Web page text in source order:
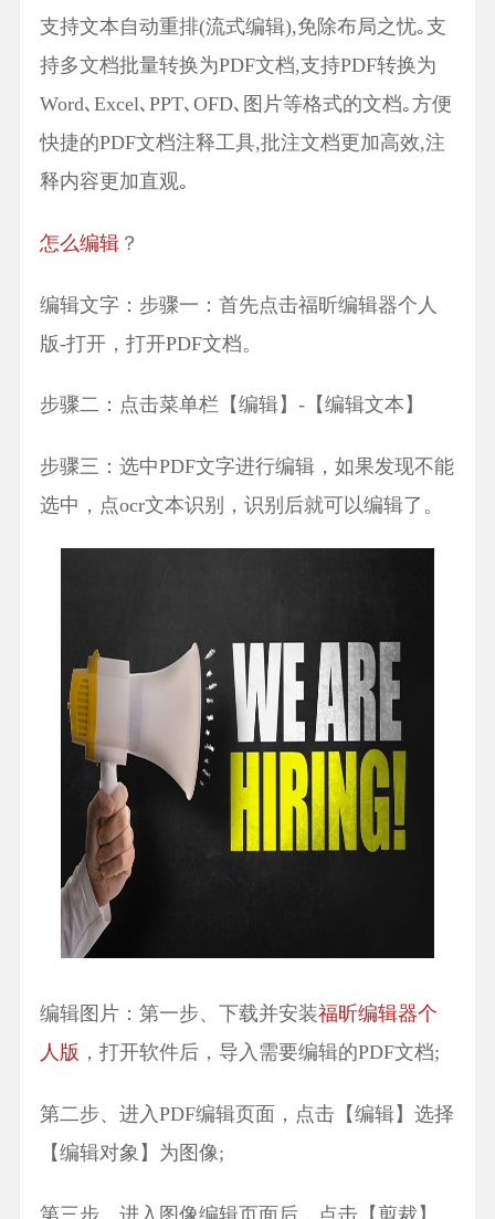
支持文本自动重排(流式编辑),免除布局之忧｡支
持多文档批量转换为PDF文档,支持PDF转换为
Word､Excel､PPT､OFD､图片等格式的文档｡方便
快捷的PDF文档注释工具,批注文档更加高效,注
释内容更加直观｡
怎么编辑？
编辑文字：步骤一：首先点击福昕编辑器个人
版-打开，打开PDF文档。
步骤二：点击菜单栏【编辑】-【编辑文本】
步骤三：选中PDF文字进行编辑，如果发现不能
选中，点ocr文本识别，识别后就可以编辑了。
编辑图片：第一步、下载并安装福昕编辑器个
人版 ，打开软件后，导入需要编辑的PDF文档;
第二步、进入PDF编辑页面，点击【编辑】选择
【编辑对象】为图像;
第三步、进入图像编辑页面后，点击【剪裁】